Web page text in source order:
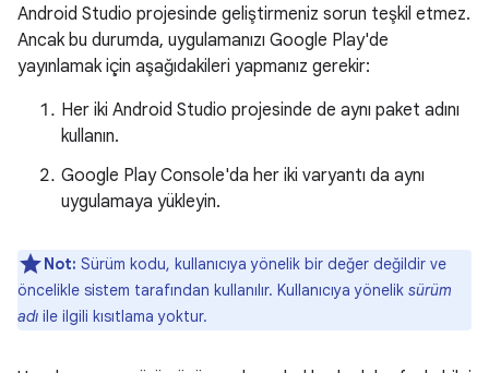
Android Studio projesinde geliştirmeniz sorun teşkil etmez.
Ancak bu durumda, uygulamanızı Google Play'de
yayınlamak için aşağıdakileri yapmanız gerekir:
Her iki Android Studio projesinde de aynı paket adını
kullanın.
Google Play Console'da her iki varyantı da aynı
uygulamaya yükleyin.
Not: Sürüm kodu, kullanıcıya yönelik bir değer değildir ve
öncelikle sistem tarafından kullanılır. Kullanıcıya yönelik sürüm
adı ile ilgili kısıtlama yoktur.